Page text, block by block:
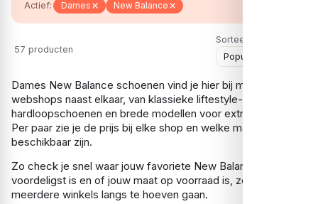
Actief: Dames New Balance
57 producten
Sorteer:
Dames New Balance schoenen vind je hier bij meerdere
webshops naast elkaar, van klassieke liftestyle-sneakers tot
hardloopschoenen en brede modellen voor extra comfort.
Per paar zie je de prijs bij elke shop en welke maten er nog
beschikbaar zijn.
Zo check je snel waar jouw favoriete New Balance het
voordeligst is en of jouw maat op voorraad is, zonder
meerdere winkels langs te hoeven gaan.